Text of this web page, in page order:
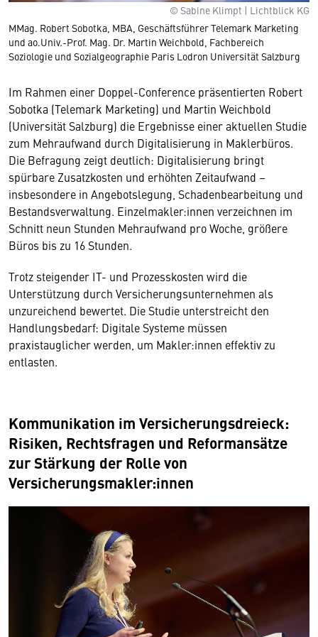
© Sabine Klimpt | Lichtblick KG
MMag. Robert Sobotka, MBA, Geschäftsführer Telemark Marketing
und ao.Univ.-Prof. Mag. Dr. Martin Weichbold, Fachbereich
Soziologie und Sozialgeographie Paris Lodron Universität Salzburg
Im Rahmen einer Doppel-Conference präsentierten Robert
Sobotka (Telemark Marketing) und Martin Weichbold
(Universität Salzburg) die Ergebnisse einer aktuellen Studie
zum Mehraufwand durch Digitalisierung in Maklerbüros.
Die Befragung zeigt deutlich: Digitalisierung bringt
spürbare Zusatzkosten und erhöhten Zeitaufwand –
insbesondere in Angebotslegung, Schadenbearbeitung und
Bestandsverwaltung. Einzelmakler:innen verzeichnen im
Schnitt neun Stunden Mehraufwand pro Woche, größere
Büros bis zu 16 Stunden.
Trotz steigender IT- und Prozesskosten wird die
Unterstützung durch Versicherungsunternehmen als
unzureichend bewertet. Die Studie unterstreicht den
Handlungsbedarf: Digitale Systeme müssen
praxistauglicher werden, um Makler:innen effektiv zu
entlasten.
Kommunikation im Versicherungsdreieck:
Risiken, Rechtsfragen und Reformansätze
zur Stärkung der Rolle von
Versicherungsmakler:innen